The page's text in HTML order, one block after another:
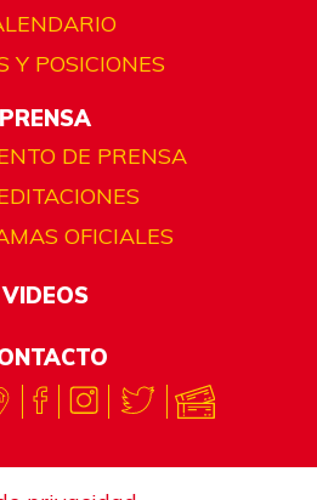
Y POSICIONES
PRENSA
DE PRENSA
OFICIALES
VIDEOS